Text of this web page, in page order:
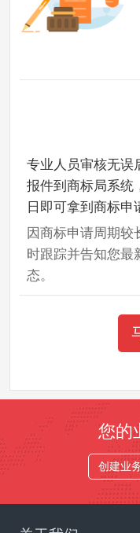
专业人员审核无误
报件到商标局系统
日即可拿到商标申
因商标申请周期较
时跟踪并告知您最
态。
您的
创建业